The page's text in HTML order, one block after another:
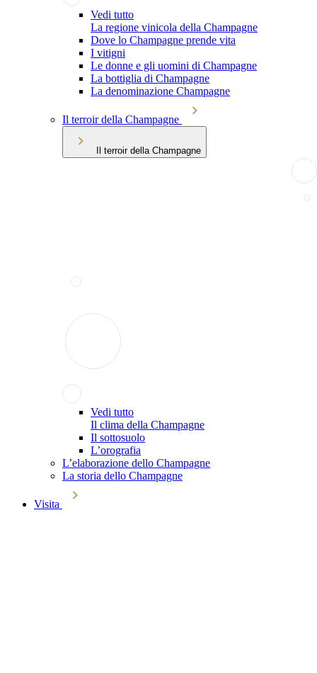
Vedi tutto
La regione vinicola della Champagne
Dove lo Champagne prende vita
I vitigni
Le donne e gli uomini di Champagne
La bottiglia di Champagne
La denominazione Champagne
Il terroir della Champagne
Il terroir della Champagne
Vedi tutto
Il clima della Champagne
Il sottosuolo
L’orografia
L’elaborazione dello Champagne
La storia dello Champagne
Visita